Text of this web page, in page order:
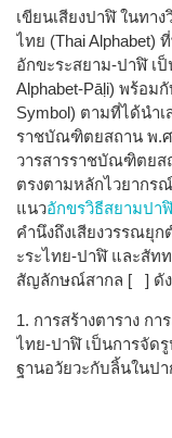
เขียนเสียงปาฬิ ในทา
ไทย (Thai
อักขะระสยาม-ปาฬิ เ
Alphabet-Pāḷi) พร้อ
Symbol) ตามที่ได้นำ
ราชบัณฑิตยสถาน พ.ศ
วารสารราชบัณฑิตยส
ตรง​​ตาม​หลัก​​ไวยากร
แนวอักขรวิธีสยามปา
คำนึง​ถึง​เสียง​วรรณยุ
ะระไทย-ปาฬิ และสัท
สัญลักษณ์สา​กล [ ] ดัง
1. การสร้างตาราง ก
ไทย-ปาฬิ เป็นการจัด
ฐานอวัยวะกับลิ้นในป